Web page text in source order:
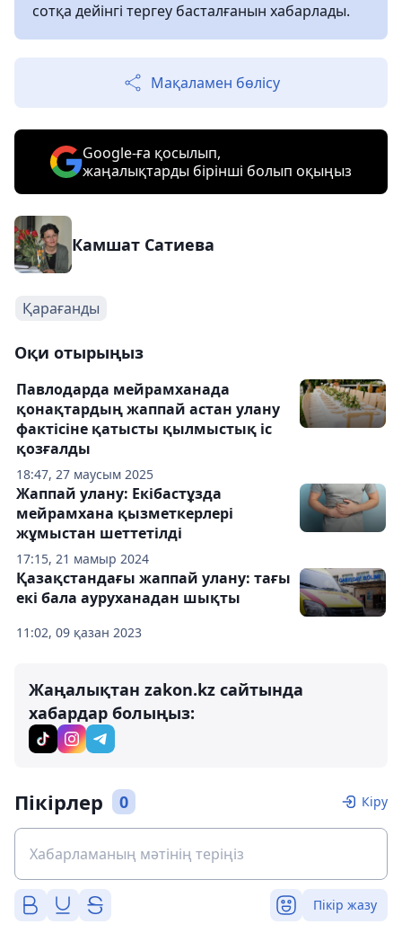
сотқа дейінгі тергеу басталғанын хабарлады.
Мақаламен бөлісу
Google-ға қосылып,
жаңалықтарды бірінші болып оқыңыз
Камшат Сатиева
Қарағанды
Оқи отырыңыз
18:47, 27 маусым 2025
Павлодарда мейрамханада
қонақтардың жаппай астан улану
фактісіне қатысты қылмыстық іс
қозғалды
17:15, 21 мамыр 2024
Жаппай улану: Екібастұзда
мейрамхана қызметкерлері
жұмыстан шеттетілді
11:02, 09 қазан 2023
Қазақстандағы жаппай улану: тағы
екі бала ауруханадан шықты
Жаңалықтан zakon.kz сайтында
хабардар болыңыз:
Пікірлер 0 Кіру
Пікір жазу